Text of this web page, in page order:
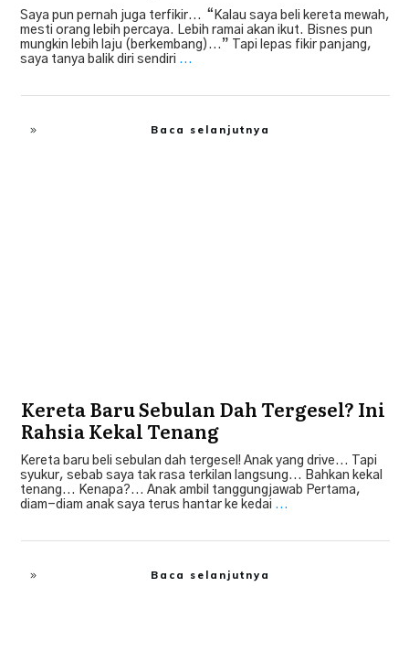
Saya pun pernah juga terfikir... “Kalau saya beli kereta mewah,
mesti orang lebih percaya. Lebih ramai akan ikut. Bisnes pun
mungkin lebih laju (berkembang)...” Tapi lepas fikir panjang,
saya tanya balik diri sendiri ...
Baca selanjutnya
Kereta Baru Sebulan Dah Tergesel? Ini
Rahsia Kekal Tenang
Kereta baru beli sebulan dah tergesel! Anak yang drive... Tapi
syukur, sebab saya tak rasa terkilan langsung... Bahkan kekal
tenang... Kenapa?... Anak ambil tanggungjawab Pertama,
diam-diam anak saya terus hantar ke kedai ...
Baca selanjutnya